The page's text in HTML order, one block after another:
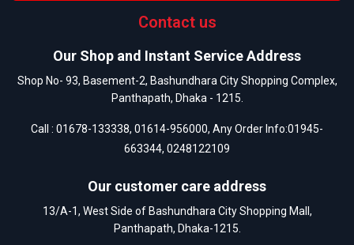
Contact us
Our Shop and Instant Service Address
Shop No- 93, Basement-2, Bashundhara City Shopping Complex,
Panthapath, Dhaka - 1215.
Call : 01678-133338, 01614-956000, Any Order Info:01945-
663344, 0248122109
Our customer care address
13/A-1, West Side of Bashundhara City Shopping Mall,
Panthapath, Dhaka-1215.